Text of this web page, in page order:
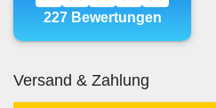
Versand & Zahlung